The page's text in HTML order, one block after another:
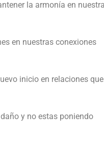
la armonía en
en nuestras conexiones
inicio en relaciones que
y no estas poniendo